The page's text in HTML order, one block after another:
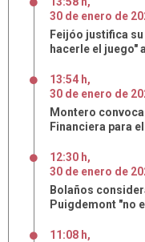
30 de enero de
Feijóo justifica
hacerle el juego"
13:54 h,
30 de enero de
Montero
Financiera para
12:30 h,
30 de enero de
Bolaños
Puigdemont "no
11:08 h,